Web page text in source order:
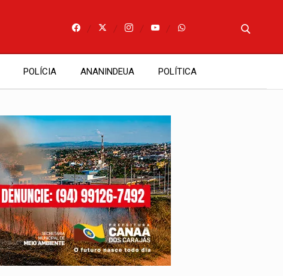
POLÍCIA ANANINDEUA POLÍTICA